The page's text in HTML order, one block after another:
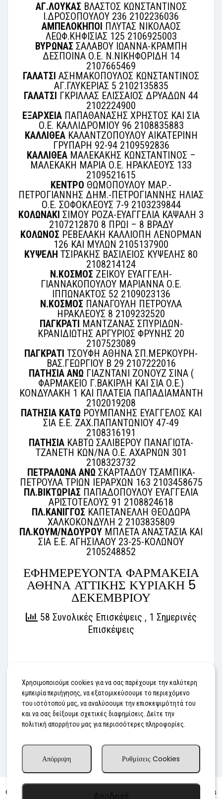
ΑΓ.ΛΟΥΚΑΣ ΒΛΑΣΤΟΣ ΚΩΝΣΤΑΝΤΙΝΟΣ
Ι.ΔΡΟΣΟΠΟΥΛΟΥ 236 2102236036
ΑΜΠΕΛΟΚΗΠΟΙ ΠΛΥΤΑΣ ΝΙΚΟΛΑΟΣ
ΛΕΩΦ.ΚΗΦΙΣΙΑΣ 125 2106925003
ΒΥΡΩΝΑΣ ΣΑΛΑΒΟΥ ΙΩΑΝΝΑ-ΚΡΑΜΠΗ
ΔΕΣΠΟΙΝΑ Ο.Ε. Ν.ΝΙΚΗΦΟΡΙΔΗ 14
2107665469
ΓΑΛΑΤΣΙ ΑΣΗΜΑΚΟΠΟΥΛΟΣ ΚΩΝΣΤΑΝΤΙΝΟΣ
ΑΓ.ΓΛΥΚΕΡΙΑΣ 5 2102135835
ΓΑΛΑΤΣΙ ΓΚΡΙΛΛΑΣ ΕΛΙΣΣΑΙΟΣ ΔΡΥΑΔΩΝ 44
2102224900
ΕΞΑΡΧΕΙΑ ΠΑΠΑΘΑΝΑΣΗΣ ΧΡΗΣΤΟΣ ΚΑΙ ΣΙΑ
Ο.Ε. ΚΑΛΛΙΔΡΟΜΙΟΥ 96 2108835883
ΚΑΛΛΙΘΕΑΚΑΛΑΝΤΖΟΠΟΥΛΟΥ ΑΙΚΑΤΕΡΙΝΗ
ΓΡΥΠΑΡΗ 92-94 2109592836
ΚΑΛΛΙΘΕΑΜΑΛΕΚΑΚΗΣ ΚΩΝΣΤΑΝΤΙΝΟΣ –
ΜΑΛΕΚΑΚΗ ΜΑΡΙΑ Ο.Ε. ΗΡΑΚΛΕΟΥΣ 133
2109521615
ΚΕΝΤΡΟ ΘΩΜΟΠΟΥΛΟΥ ΜΑΡ.-
ΠΕΤΡΟΓΙΑΝΝΗΣ ΔΗΜ.-ΠΕΤΡΟΓΙΑΝΝΗΣ ΗΛΙΑΣ
Ο.Ε. ΣΟΦΟΚΛΕΟΥΣ 7-9 2103239844
ΚΟΛΩΝΑΚΙ ΣΙΜΟΥ ΡΟΖΑ-ΕΥΑΓΓΕΛΙΑ ΚΑΨΑΛΗ 3
2107212870 8 ΠΡΩΙ – 8 ΒΡΑΔΥ
ΚΟΛΩΝΟΣ ΡΕΒΕΛΑΚΗ ΚΑΛΛΙΟΠΗ ΛΕΝΟΡΜΑΝ
126 ΚΑΙ ΜΥΛΩΝ 2105137900
ΚΥΨΕΛΗ ΤΣΙΡΑΚΗΣ ΒΑΣΙΛΕΙΟΣ ΚΥΨΕΛΗΣ 80
2108214124
Ν.ΚΟΣΜΟΣ ΖΕΙΚΟΥ ΕΥΑΓΓΕΛΗ-
ΓΙΑΝΝΑΚΟΠΟΥΛΟΥ ΜΑΡΙΑΝΝΑ Ο.Ε.
ΙΠΠΩΝΑΚΤΟΣ 52 2109023136
Ν.ΚΟΣΜΟΣ ΠΑΝΑΓΟΥΛΗ ΠΕΤΡΟΥΛΑ
ΗΡΑΚΛΕΟΥΣ 8 2109232520
ΠΑΓΚΡΑΤΙ ΜΑΝΤΖΑΝΑΣ ΣΠΥΡΙΔΩΝ-
ΚΡΑΝΙΔΙΩΤΗΣ ΑΡΓΥΡΙΟΣ ΦΡΥΝΗΣ 20
2107523089
ΠΑΓΚΡΑΤΙ ΤΣΟΥΦΗ ΑΘΗΝΑ ΣΠ.ΜΕΡΚΟΥΡΗ-
ΒΑΣ.ΓΕΩΡΓΙΟΥ Β 29 2107222016
ΠΑΤΗΣΙΑ ΑΝΩ ΓΙΑΖΝΤΑΝΙ ΖΟΝΟΥΖ ΣΙΝΑ (
ΦΑΡΜΑΚΕΙΟ Γ.ΒΑΚΙΡΛΗ ΚΑΙ ΣΙΑ Ο.Ε.)
ΚΟΝΔΥΛΑΚΗ 1 ΚΑΙ ΠΛΑΤΕΙΑ ΠΑΠΑΔΙΑΜΑΝΤΗ
2102019208
ΠΑΤΗΣΙΑ ΚΑΤΩ ΡΟΥΜΠΑΝΗΣ ΕΥΑΓΓΕΛΟΣ ΚΑΙ
ΣΙΑ Ε.Ε. ΖΑΧ.ΠΑΠΑΝΤΩΝΙΟΥ 47-49
2108316191
ΠΑΤΗΣΙΑ ΚΑΒΤΩ ΣΑΛΙΒΕΡΟΥ ΠΑΝΑΓΙΩΤΑ-
ΤΖΑΝΕΤΗ ΚΩΝ/ΝΑ Ο.Ε. ΑΧΑΡΝΩΝ 301
2108323732
ΠΕΤΡΑΛΩΝΑ ΑΝΩ ΣΚΑΡΤΑΔΟΥ ΤΣΑΜΠΙΚΑ-
ΠΕΤΡΟΥΛΑ ΤΡΙΩΝ ΙΕΡΑΡΧΩΝ 163 2103458675
ΠΛ.ΒΙΚΤΩΡΙΑΣ ΠΑΠΑΔΟΠΟΥΛΟΥ ΕΥΑΓΓΕΛΙΑ
ΑΡΙΣΤΟΤΕΛΟΥΣ 91 2108824618
ΠΛ.ΚΑΝΙΓΓΟΣ ΚΑΠΕΤΑΝΕΛΛΗ ΘΕΟΔΩΡΑ
ΧΑΛΚΟΚΟΝΔΥΛΗ 2 2103835809
ΠΛ.ΚΟΥΜ/ΝΔΟΥΡΟΥ ΜΠΛΕΤΑ ΑΝΑΣΤΑΣΙΑ ΚΑΙ
ΣΙΑ Ε.Ε. ΑΓΗΣΙΛΑΟΥ 23-25-ΚΟΛΩΝΟΥ
2105248852
ΕΦΗΜΕΡΕΥΟΝΤΑ ΦΑΡΜΑΚΕΙΑ
ΑΘΗΝΑ ΑΤΤΙΚΗΣ ΚΥΡΙΑΚΗ 5
ΔΕΚΕΜΒΡΙΟΥ
58 Συνολικές Επισκέψεις , 1 Σημερινές
Επισκέψεις
Προηγούμενο Επόμενο
Χρησιμοποιούμε cookies για να σας παρέχουμε την καλύτερη
εμπειρία περιήγησης, να εξατομικεύσουμε το περιεχόμενο
του ιστότοπού μας, να αναλύσουμε την επισκεψιμότητά του
και να σας δείξουμε σχετικές διαφημίσεις. Δείτε την
πολιτική απορρήτου μας για περισσότερες πληροφορίες.
Ρυθμίσεις Cookies
Απόρριψη
Copyright © 2010–2025 – All rights